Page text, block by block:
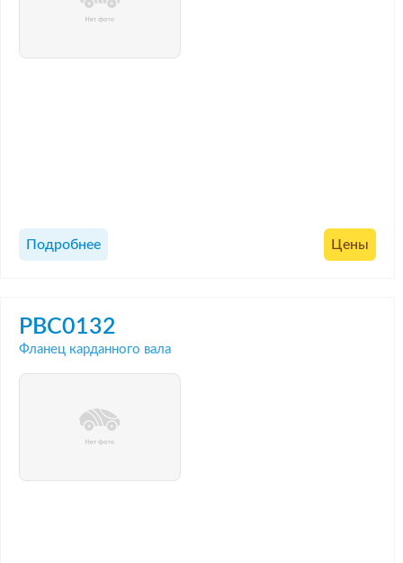
Подробнее Цены
PBC0132
Фланец карданного вала